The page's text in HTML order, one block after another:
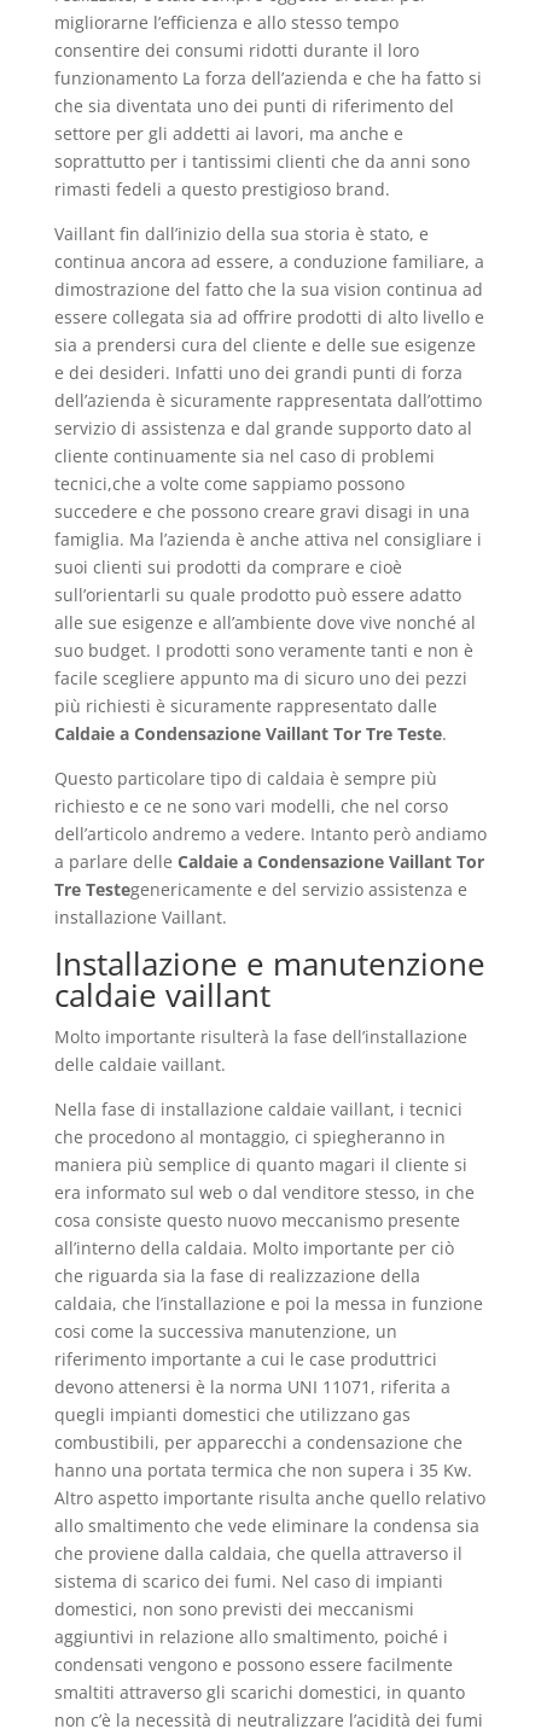
migliorarne l’efficienza e allo stesso tempo
consentire dei consumi ridotti durante il loro
funzionamento La forza dell’azienda e che ha fatto si
che sia diventata uno dei punti di riferimento del
settore per gli addetti ai lavori, ma anche e
soprattutto per i tantissimi clienti che da anni sono
rimasti fedeli a questo prestigioso brand.
Vaillant fin dall’inizio della sua storia è stato, e
continua ancora ad essere, a conduzione familiare, a
dimostrazione del fatto che la sua vision continua ad
essere collegata sia ad offrire prodotti di alto livello e
sia a prendersi cura del cliente e delle sue esigenze
e dei desideri. Infatti uno dei grandi punti di forza
dell’azienda è sicuramente rappresentata dall’ottimo
servizio di assistenza e dal grande supporto dato al
cliente continuamente sia nel caso di problemi
tecnici,che a volte come sappiamo possono
succedere e che possono creare gravi disagi in una
famiglia. Ma l’azienda è anche attiva nel consigliare i
suoi clienti sui prodotti da comprare e cioè
sull’orientarli su quale prodotto può essere adatto
alle sue esigenze e all’ambiente dove vive nonché al
suo budget. I prodotti sono veramente tanti e non è
facile scegliere appunto ma di sicuro uno dei pezzi
più richiesti è sicuramente rappresentato dalle
Caldaie a Condensazione Vaillant Tor Tre Teste.
Questo particolare tipo di caldaia è sempre più
richiesto e ce ne sono vari modelli, che nel corso
dell’articolo andremo a vedere. Intanto però andiamo
a parlare delle Caldaie a Condensazione Vaillant Tor
Tre Testegenericamente e del servizio assistenza e
installazione Vaillant.
Installazione e manutenzione
caldaie vaillant
Molto importante risulterà la fase dell’installazione
delle caldaie vaillant.
Nella fase di installazione caldaie vaillant, i tecnici
che procedono al montaggio, ci spiegheranno in
maniera più semplice di quanto magari il cliente si
era informato sul web o dal venditore stesso, in che
cosa consiste questo nuovo meccanismo presente
all’interno della caldaia. Molto importante per ciò
che riguarda sia la fase di realizzazione della
caldaia, che l’installazione e poi la messa in funzione
cosi come la successiva manutenzione, un
riferimento importante a cui le case produttrici
devono attenersi è la norma UNI 11071, riferita a
quegli impianti domestici che utilizzano gas
combustibili, per apparecchi a condensazione che
hanno una portata termica che non supera i 35 Kw.
Altro aspetto importante risulta anche quello relativo
allo smaltimento che vede eliminare la condensa sia
che proviene dalla caldaia, che quella attraverso il
sistema di scarico dei fumi. Nel caso di impianti
domestici, non sono previsti dei meccanismi
aggiuntivi in relazione allo smaltimento, poiché i
condensati vengono e possono essere facilmente
smaltiti attraverso gli scarichi domestici, in quanto
non c’è la necessità di neutralizzare l’acidità dei fumi